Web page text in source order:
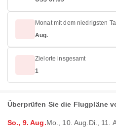
Monat mit dem niedrigsten
Aug.
Zielorte insgesamt
1
Überprüfen Sie die Flugpläne
So., 9. Aug.Mo., 10. Aug. Di., 11.